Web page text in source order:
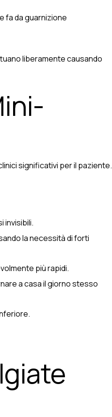
fa da guarnizione
liberamente causando
significativi per il paziente.
invisibili.
la necessità di forti
più rapidi.
a casa il giorno stesso